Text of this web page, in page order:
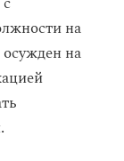
на
на